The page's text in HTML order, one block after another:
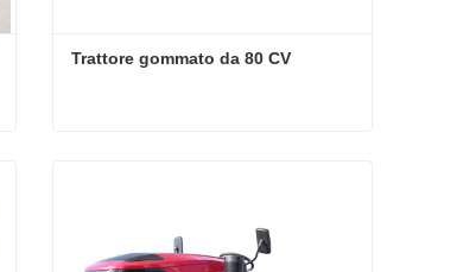
Trattore gommato da 80 CV